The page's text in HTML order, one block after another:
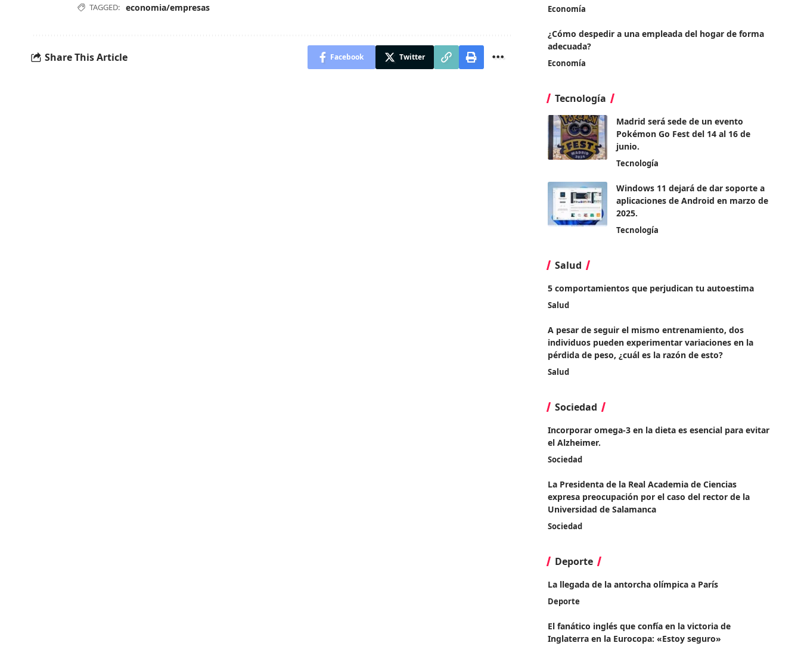
TAGGED: economia/empresas
Share This Article Facebook Twitter
Economía
¿Cómo despedir a una empleada del hogar de forma
adecuada?
Economía
Tecnología
Madrid será sede de un evento
Pokémon Go Fest del 14 al 16 de
junio.
Tecnología
Windows 11 dejará de dar soporte a
aplicaciones de Android en marzo de
2025.
Tecnología
Salud
5 comportamientos que perjudican tu autoestima
Salud
A pesar de seguir el mismo entrenamiento, dos
individuos pueden experimentar variaciones en la
pérdida de peso, ¿cuál es la razón de esto?
Salud
Sociedad
Incorporar omega-3 en la dieta es esencial para evitar
el Alzheimer.
Sociedad
La Presidenta de la Real Academia de Ciencias
expresa preocupación por el caso del rector de la
Universidad de Salamanca
Sociedad
Deporte
La llegada de la antorcha olímpica a París
Deporte
El fanático inglés que confía en la victoria de
Inglaterra en la Eurocopa: «Estoy seguro»